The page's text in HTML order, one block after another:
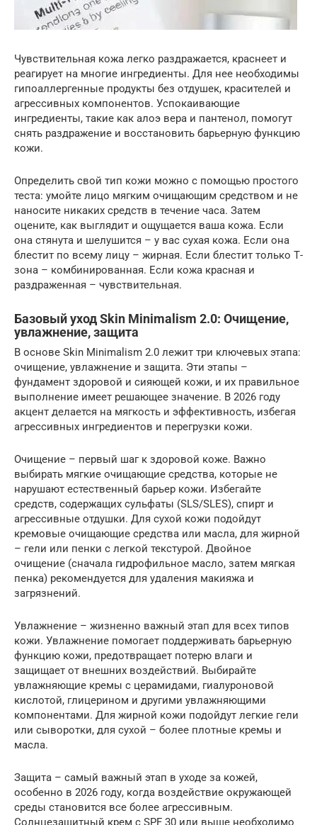
Чувствительная кожа легко раздражается, краснеет и
реагирует на многие ингредиенты. Для нее необходимы
гипоаллергенные продукты без отдушек, красителей и
агрессивных компонентов. Успокаивающие
ингредиенты, такие как алоэ вера и пантенол, помогут
снять раздражение и восстановить барьерную функцию
кожи.
Определить свой тип кожи можно с помощью простого
теста: умойте лицо мягким очищающим средством и не
наносите никаких средств в течение часа. Затем
оцените, как выглядит и ощущается ваша кожа. Если
она стянута и шелушится – у вас сухая кожа. Если она
блестит по всему лицу – жирная. Если блестит только Т-
зона – комбинированная. Если кожа красная и
раздраженная – чувствительная.
Базовый уход Skin Minimalism 2.0: Очищение,
увлажнение, защита
В основе Skin Minimalism 2.0 лежит три ключевых этапа:
очищение, увлажнение и защита. Эти этапы –
фундамент здоровой и сияющей кожи, и их правильное
выполнение имеет решающее значение. В 2026 году
акцент делается на мягкость и эффективность, избегая
агрессивных ингредиентов и перегрузки кожи.
Очищение – первый шаг к здоровой коже. Важно
выбирать мягкие очищающие средства, которые не
нарушают естественный барьер кожи. Избегайте
средств, содержащих сульфаты (SLS/SLES), спирт и
агрессивные отдушки. Для сухой кожи подойдут
кремовые очищающие средства или масла, для жирной
– гели или пенки с легкой текстурой. Двойное
очищение (сначала гидрофильное масло, затем мягкая
пенка) рекомендуется для удаления макияжа и
загрязнений.
Увлажнение – жизненно важный этап для всех типов
кожи. Увлажнение помогает поддерживать барьерную
функцию кожи, предотвращает потерю влаги и
защищает от внешних воздействий. Выбирайте
увлажняющие кремы с церамидами, гиалуроновой
кислотой, глицерином и другими увлажняющими
компонентами. Для жирной кожи подойдут легкие гели
или сыворотки, для сухой – более плотные кремы и
масла.
Защита – самый важный этап в уходе за кожей,
особенно в 2026 году, когда воздействие окружающей
среды становится все более агрессивным.
Солнцезащитный крем с SPF 30 или выше необходимо